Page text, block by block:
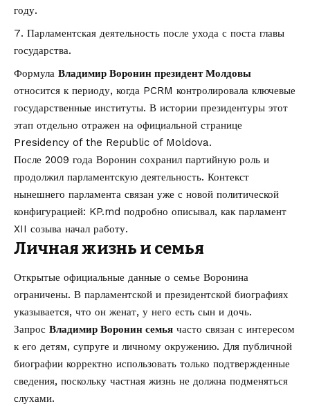
году.
Парламентская деятельность после ухода с поста главы
государства.
Формула Владимир Воронин президент Молдовы
относится к периоду, когда PCRM контролировала ключевые
государственные институты. В истории президентуры этот
этап отдельно отражен на официальной странице
Presidency of the Republic of Moldova.
После 2009 года Воронин сохранил партийную роль и
продолжил парламентскую деятельность. Контекст
нынешнего парламента связан уже с новой политической
конфигурацией: KP.md подробно описывал, как парламент
XII созыва начал работу.
Личная жизнь и семья
Открытые официальные данные о семье Воронина
ограничены. В парламентской и президентской биографиях
указывается, что он женат, у него есть сын и дочь.
Запрос Владимир Воронин семья часто связан с интересом
к его детям, супруге и личному окружению. Для публичной
биографии корректно использовать только подтвержденные
сведения, поскольку частная жизнь не должна подменяться
слухами.